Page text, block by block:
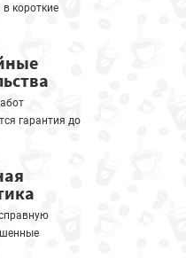
в короткие
гарантия до